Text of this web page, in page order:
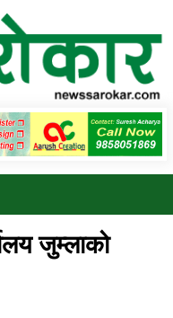
सुचना सन्देश
जुम्लाको